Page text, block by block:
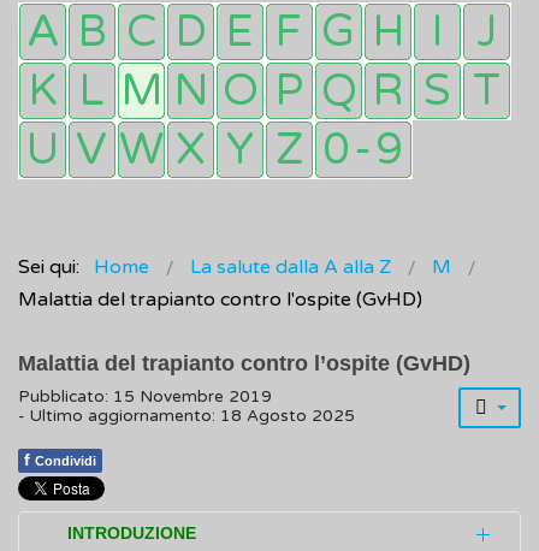
Sei qui: Home La salute dalla A alla Z
M
Malattia del trapianto contro l'ospite (GvHD)
Malattia del trapianto contro l’ospite (GvHD)
Pubblicato: 15 Novembre 2019
- Ultimo aggiornamento: 18 Agosto 2025
f Condividi
INTRODUZIONE